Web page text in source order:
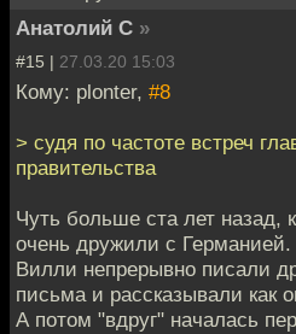
Анатолий С »
#15 | 27.03.20 15:03
Кому: plonter, #8
> судя по частоте встреч
правительства
Чуть больше ста лет назад,
очень дружили с
Вилли непрерывно писали
письма и рассказывали как
А потом "вдруг" началась